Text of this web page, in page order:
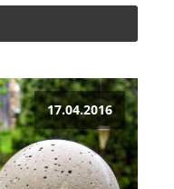
17.04.2016